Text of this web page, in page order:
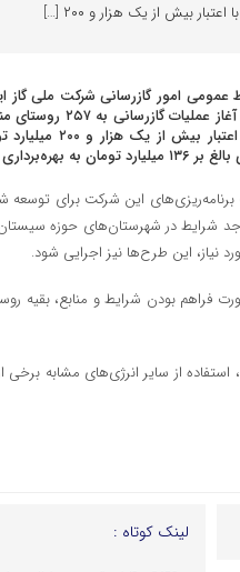
بیش از یک هزار و ۲۰۰ […]
عمومی امور گازرسانی شرکت ملی
مدیر هماهنگی امور گازرسانی
روستای «قلعه نو» شهرستان
برنامه‌ریزی‌های این شرکت برای توسعه
شرایط در شهرستان‌های حوزه
نیاز، این طرح‌ها نیز اجرایی شود.
کرد: تلاش می‌شود تا پایان سال ۱۴۰۵، در صورت فراهم بودن شرایط
از سایر انرژی‌های مشابه برخی
لینک کوتاه :